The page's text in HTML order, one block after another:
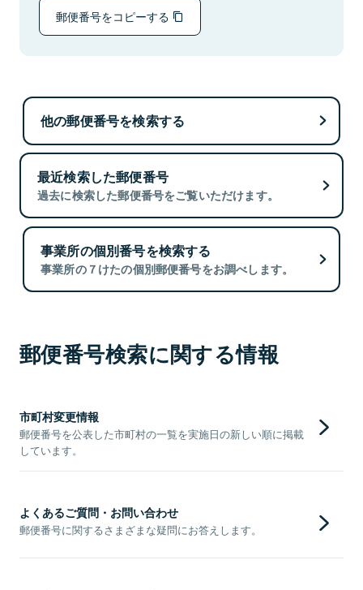
郵便番号をコピーする
他の郵便番号を検索する
最近検索した郵便番号
過去に検索した郵便番号をご覧いただけます。
事業所の個別番号を検索する
事業所の７けたの個別郵便番号をお調べします。
郵便番号検索に関する情報
市町村変更情報
郵便番号を公表した市町村の一覧を実施日の新しい順に掲載
しています。
よくあるご質問・お問い合わせ
郵便番号に関するさまざまな疑問にお答えします。